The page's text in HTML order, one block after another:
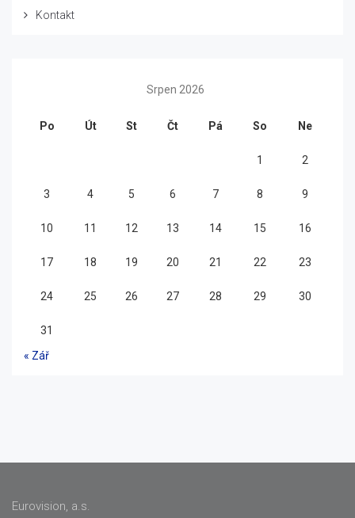
Kontakt
Srpen 2026
Po Út St Čt Pá So Ne
1 2
3 4 5 6 7 8 9
10 11 12 13 14 15 16
17 18 19 20 21 22 23
24 25 26 27 28 29 30
31
« Zář
Eurovision, a.s.